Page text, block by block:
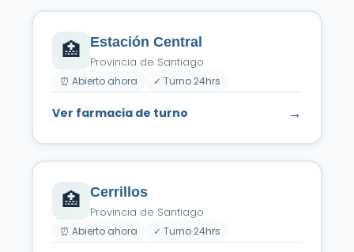
🏥 Estación Central
Provincia de Santiago
⏰ Abierto ahora ✓ Turno 24hrs
Ver farmacia de turno →
🏥 Cerrillos
Provincia de Santiago
⏰ Abierto ahora ✓ Turno 24hrs